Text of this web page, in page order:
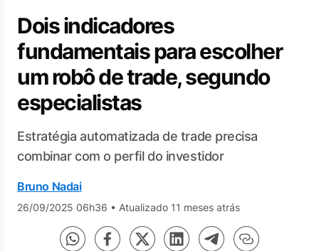
Dois indicadores
fundamentais para escolher
um robô de trade, segundo
especialistas
Estratégia automatizada de trade precisa
combinar com o perfil do investidor
Bruno Nadai
26/09/2025 06h36 • Atualizado 11 meses atrás